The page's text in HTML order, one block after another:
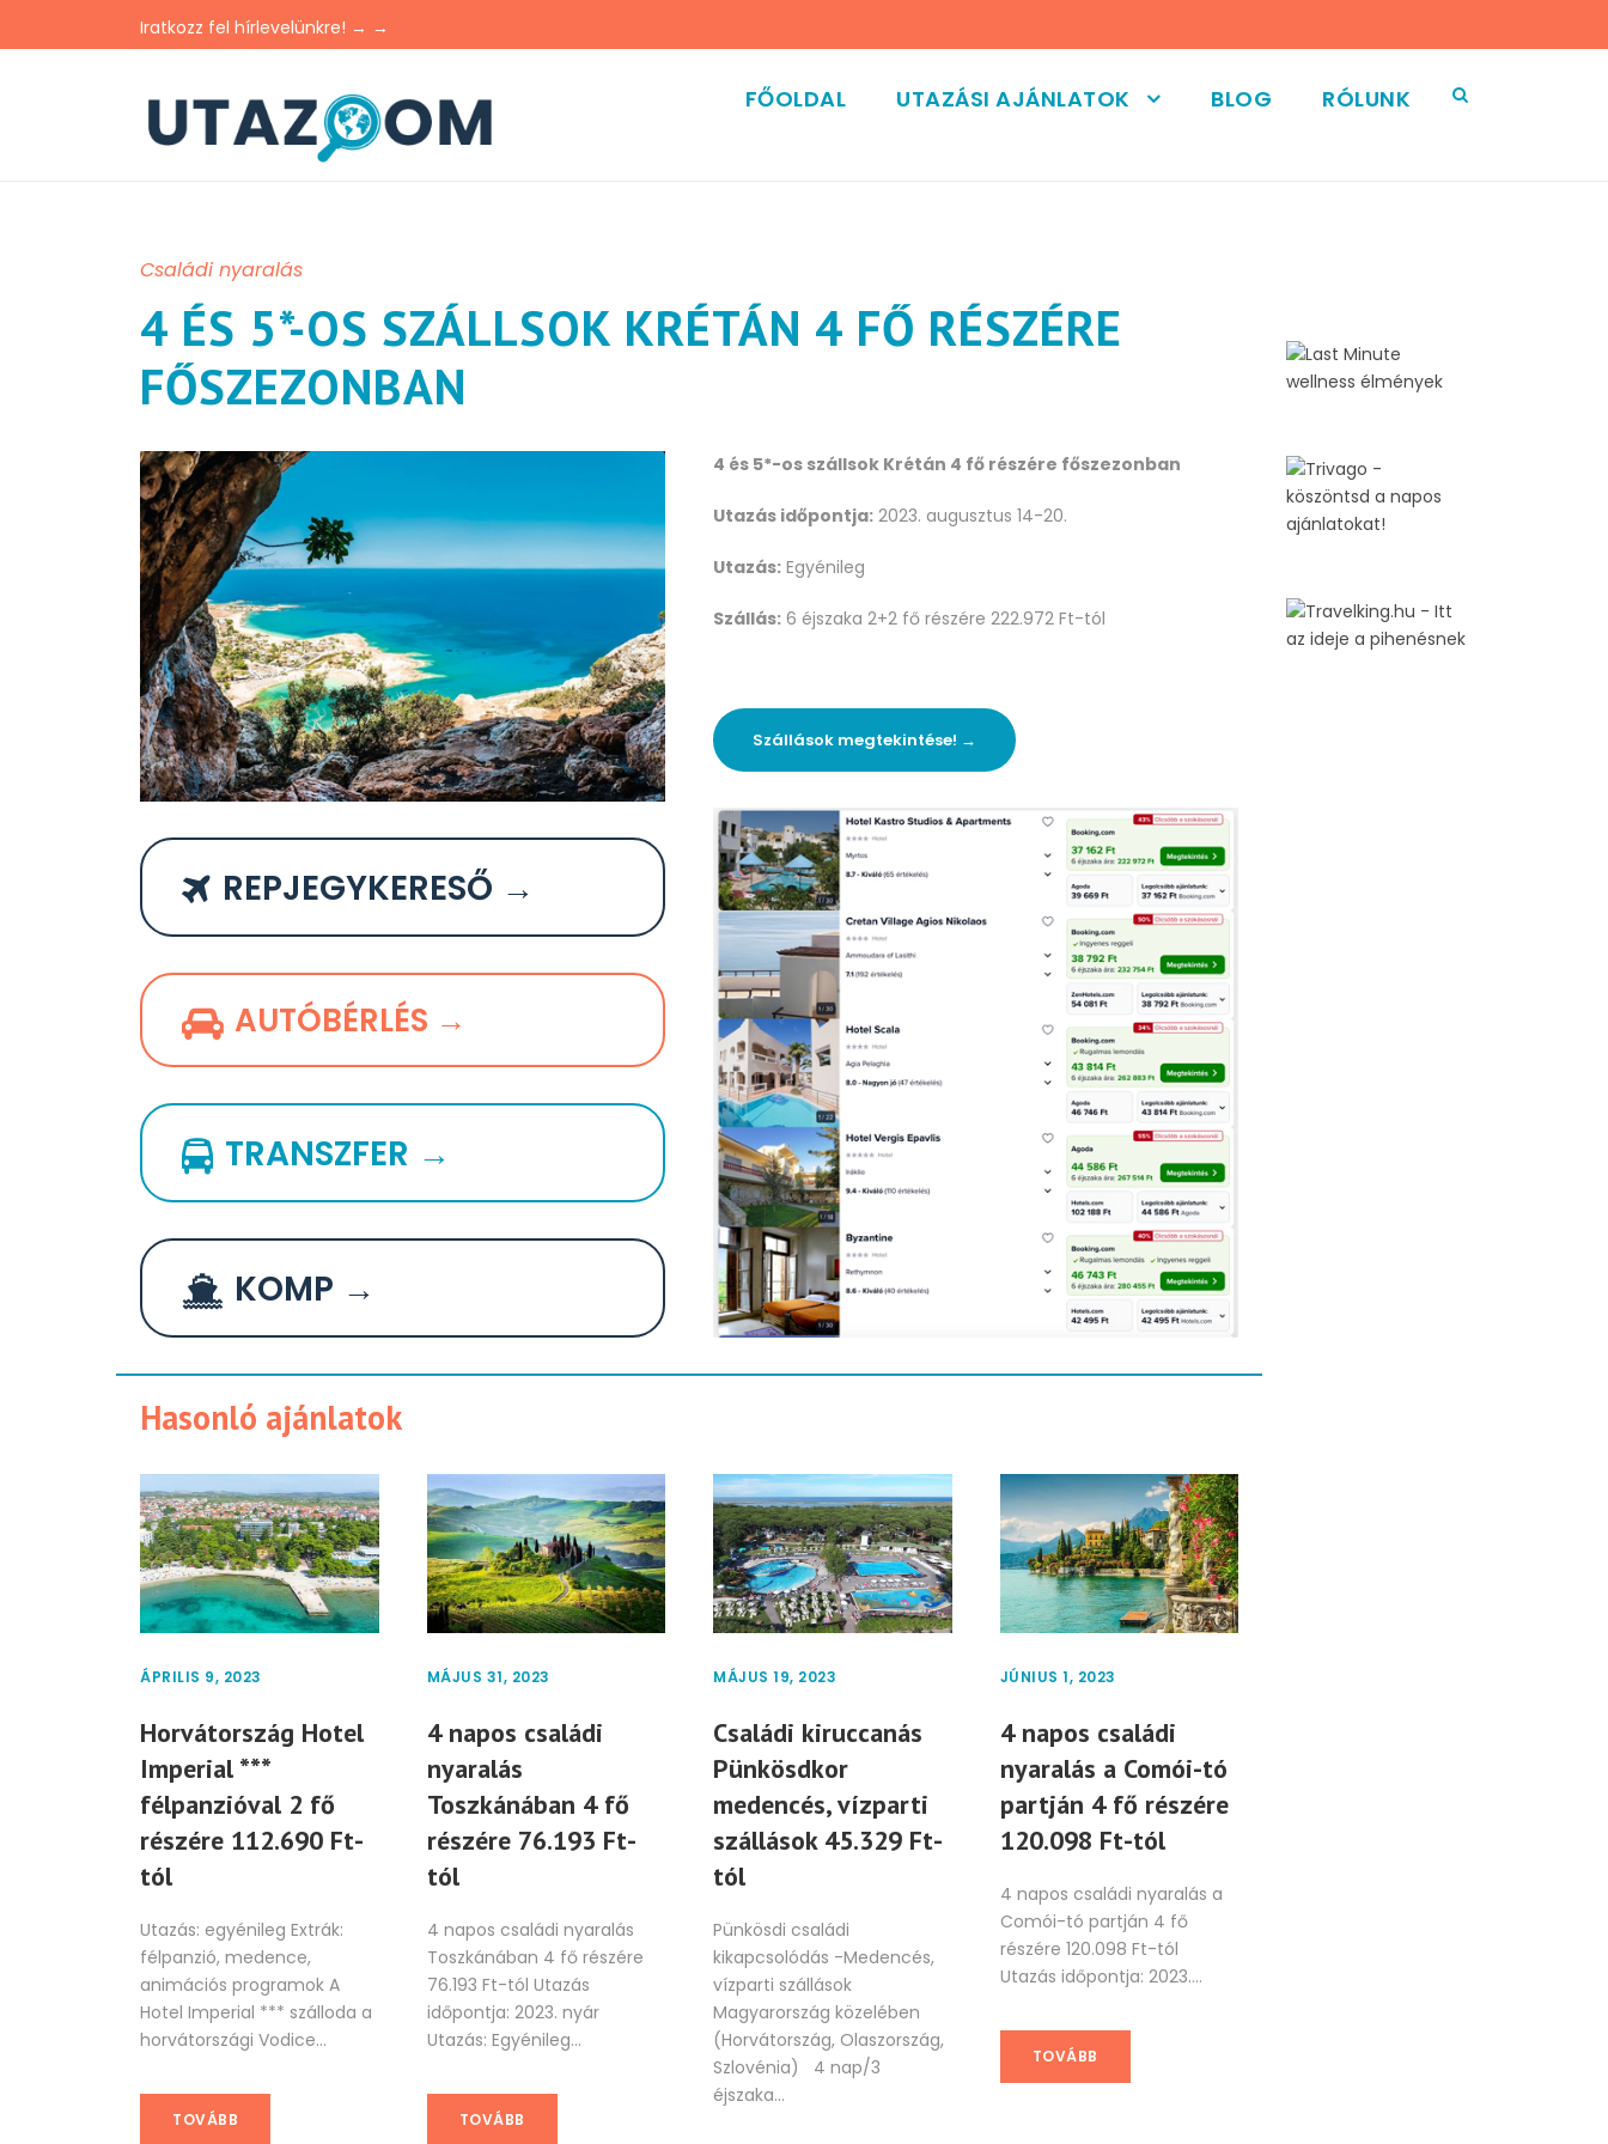
Iratkozz fel hírlevelünkre! → →
FŐOLDAL UTAZÁSI AJÁNLATOK BLOG RÓLUNK
Családi nyaralás
4 ÉS 5*-OS SZÁLLSOK KRÉTÁN 4 FŐ RÉSZÉRE
FŐSZEZONBAN
REPJEGYKERESŐ →
AUTÓBÉRLÉS →
TRANSZFER →
KOMP →
4 és 5*-os szállsok Krétán 4 fő részére főszezonban
Utazás időpontja: 2023. augusztus 14-20.
Utazás: Egyénileg
Szállás: 6 éjszaka 2+2 fő részére 222.972 Ft-tól
Szállások megtekintése! →
Hasonló ajánlatok
ÁPRILIS 9, 2023
Horvátország Hotel
Imperial ***
félpanzióval 2 fő
részére 112.690 Ft-
tól
Utazás: egyénileg Extrák:
félpanzió, medence,
animációs programok A
Hotel Imperial *** szálloda a
horvátországi Vodice...
TOVÁBB
MÁJUS 31, 2023
4 napos családi
nyaralás
Toszkánában 4 fő
részére 76.193 Ft-
tól
4 napos családi nyaralás
Toszkánában 4 fő részére
76.193 Ft-tól Utazás
időpontja: 2023. nyár
Utazás: Egyénileg...
TOVÁBB
MÁJUS 19, 2023
Családi kiruccanás
Pünkösdkor
medencés, vízparti
szállások 45.329 Ft-
tól
Pünkösdi családi
kikapcsolódás -Medencés,
vízparti szállások
Magyarország közelében
(Horvátország, Olaszország,
Szlovénia) 4 nap/3
éjszaka...
JÚNIUS 1, 2023
4 napos családi
nyaralás a Comói-tó
partján 4 fő részére
120.098 Ft-tól
4 napos családi nyaralás a
Comói-tó partján 4 fő
részére 120.098 Ft-tól
Utazás időpontja: 2023....
TOVÁBB